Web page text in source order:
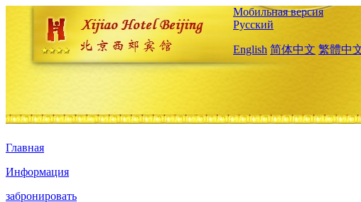
Мобильная версия
Русский
English 简体中文 繁體中
Главная
Информация
забронировать